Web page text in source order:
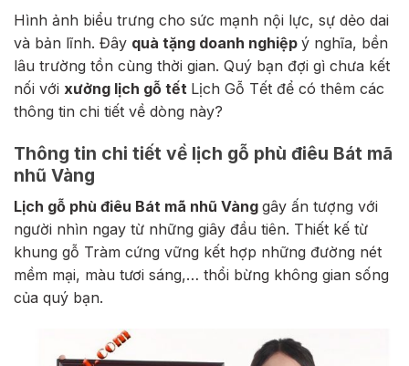
Hình ảnh biểu trưng cho sức mạnh nội lực, sự dẻo dai
và bản lĩnh. Đây quà tặng doanh nghiệp ý nghĩa, bền
lâu trường tồn cùng thời gian. Quý bạn đợi gì chưa kết
nối với xưởng lịch gỗ tết Lịch Gỗ Tết để có thêm các
thông tin chi tiết về dòng này?
Thông tin chi tiết về lịch gỗ phù điêu Bát mã
nhũ Vàng
Lịch gỗ phù điêu Bát mã nhũ Vàng gây ấn tượng với
người nhìn ngay từ những giây đầu tiên. Thiết kế từ
khung gỗ Tràm cứng vững kết hợp những đường nét
mềm mại, màu tươi sáng,… thổi bừng không gian sống
của quý bạn.